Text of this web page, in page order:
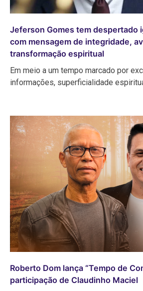
Jeferson Gomes tem despertado
com mensagem de integridade,
transformação espiritual
Em meio a um tempo marcado por
informações, superficialidade
Roberto Dom lança “Tempo de
participação de Claudinho Maciel